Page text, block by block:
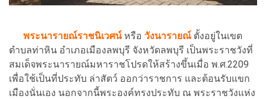
พระนารายณ์ราชนิเวศน์หรือ วังนารายณ์ ตั้งอยู่ในเขต
ตำบลท่าหิน อำเภอเมืองลพบุรี จังหวัดลพบุรี เป็นพระราชวังที่
สมเด็จพระนารายณ์มหาราชโปรดให้สร้างขึ้นเมื่อ พ.ศ.2209
เพื่อใช้เป็นที่ประทับ ล่าสัตว์ ออกว่าราชการ และต้อนรับแขก
เมืองนั่นเอง นอกจากนี้พระองค์ทรงประทับ ณ พระราชวังแห่ง